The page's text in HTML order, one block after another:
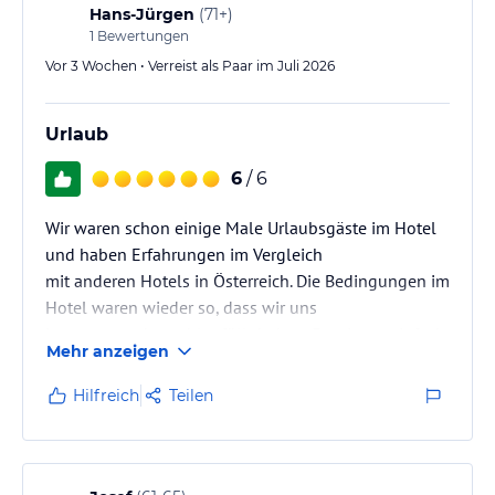
Hans-Jürgen (71+)
1 Bewertungen
Vor 3 Wochen • Verreist als Paar im Juli 2026
Urlaub
6 / 6
Wir waren schon einige Male Urlaubsgäste im Hotel
und haben Erfahrungen im Vergleich
mit anderen Hotels in Österreich. Die Bedingungen im
Hotel waren wieder so, dass wir uns
alles. Als Gast steht man im Mittel-
punkt. Silvia und Frank als Hoteleigentümer und alle
Mitarbeiter sind zu jeder Zeit für
ihre Gäste da. Man fühlt sich wie zu Hause. Natürlich
werden wir wiederkommen.
Mehr anzeigen
Hilfreich Teilen